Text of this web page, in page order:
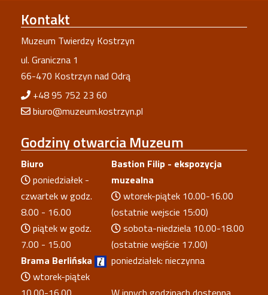
Kontakt
Muzeum Twierdzy Kostrzyn
ul. Graniczna 1
66-470 Kostrzyn nad Odrą
+48 95 752 23 60
biuro@muzeum.kostrzyn.pl
Godzinyotwarcia Muzeum
Biuro
poniedziałek -
czwartek w godz.
8.00 - 16.00
piątek w godz.
7.00 - 15.00
Brama Berlińska
wtorek-piątek
Bastion Filip - ekspozycja
muzealna
wtorek-piątek 10.00-16.00
(ostatnie wejscie 15:00)
sobota-niedziela 10.00-18.00
(ostatnie wejście 17.00)
poniedziałek: nieczynna